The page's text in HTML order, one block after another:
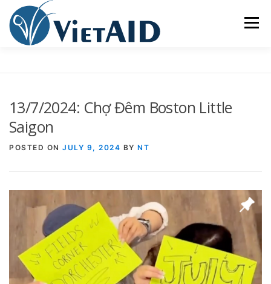
content
Menu
TRUNG TÂM CỘNG ĐỒNG SINH HOẠT
13/7/2024: Chợ Đêm Boston Little
Saigon
POSTED ON JULY 9, 2024 BY NT